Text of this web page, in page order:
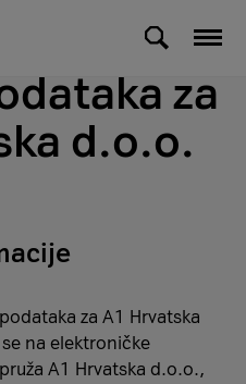
zaštiti
za
d.o.o.
za A1 Hrvatska
na elektroničke
A1 Hrvatska d.o.o.,